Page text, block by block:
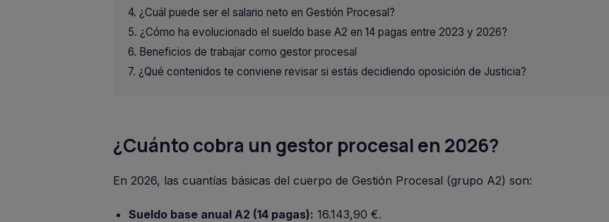
¿Cuál puede ser el salario neto en Gestión Procesal?
¿Cómo ha evolucionado el sueldo base A2 en 14 pagas entre 2023 y 2026?
Beneficios de trabajar como gestor procesal
¿Qué contenidos te conviene revisar si estás decidiendo oposición de Justicia?
¿Cuánto cobra un gestor procesal en 2026?
En 2026, las cuantías básicas del cuerpo de Gestión Procesal (grupo A2) son:
Sueldo base anual A2 (14 pagas): 16.143,90 €.